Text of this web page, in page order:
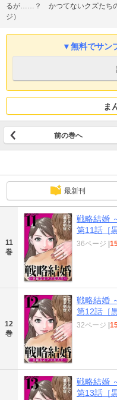
るが……？ かつてないクズたち
ジ）
▼無料でサン
ま
前の巻へ
最新刊
11
巻
戦略結婚
第11話［
36ページ
12
巻
戦略結婚
第12話［
32ページ
戦略結婚
第13話［